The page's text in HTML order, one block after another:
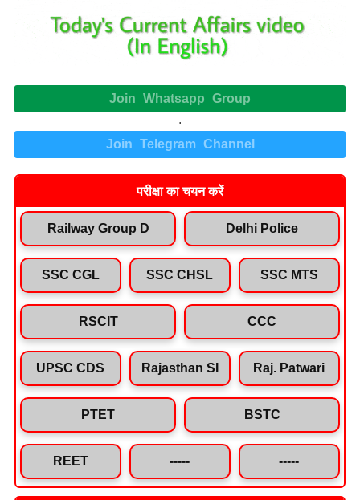
Join Whatsapp Group
.
Join Telegram Channel
परीक्षा का चयन करें
Railway Group D Delhi Police
SSC CGL SSC CHSL SSC MTS
RSCIT CCC
UPSC CDS Rajasthan SI Raj. Patwari
PTET BSTC
REET ----- -----